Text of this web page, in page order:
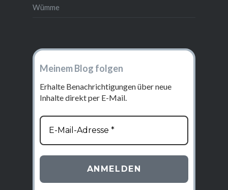
Wümme
Meinem Blog folgen
Erhalte Benachrichtigungen über neue
Inhalte direkt per E-Mail.